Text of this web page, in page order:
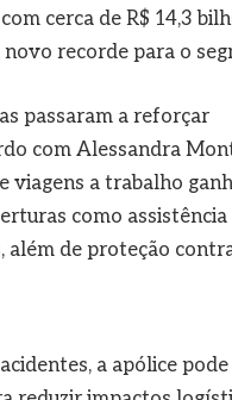
cerca de R$ 14,3
recorde para o
passaram a reforçar
com Alessandra
viagens a trabalho
como assistência
além de proteção
a apólice